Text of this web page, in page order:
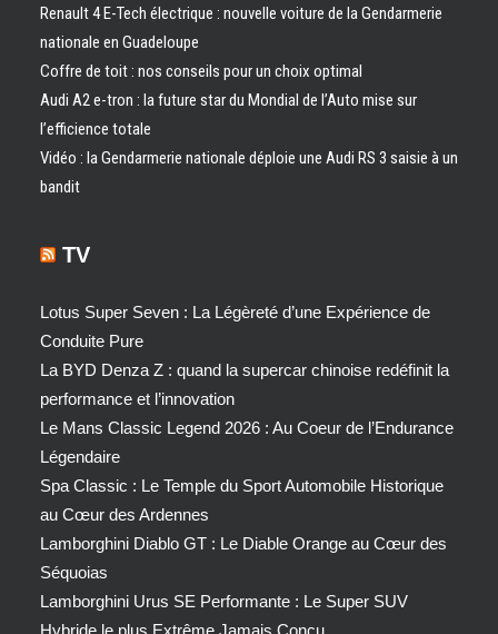
Renault 4 E-Tech électrique : nouvelle voiture de la Gendarmerie
nationale en Guadeloupe
Coffre de toit : nos conseils pour un choix optimal
Audi A2 e-tron : la future star du Mondial de l’Auto mise sur
l’efficience totale
Vidéo : la Gendarmerie nationale déploie une Audi RS 3 saisie à un
bandit
TV
Lotus Super Seven : La Légèreté d’une Expérience de
Conduite Pure
La BYD Denza Z : quand la supercar chinoise redéfinit la
performance et l’innovation
Le Mans Classic Legend 2026 : Au Coeur de l’Endurance
Légendaire
Spa Classic : Le Temple du Sport Automobile Historique
au Cœur des Ardennes
Lamborghini Diablo GT : Le Diable Orange au Cœur des
Séquoias
Lamborghini Urus SE Performante : Le Super SUV
Hybride le plus Extrême Jamais Conçu